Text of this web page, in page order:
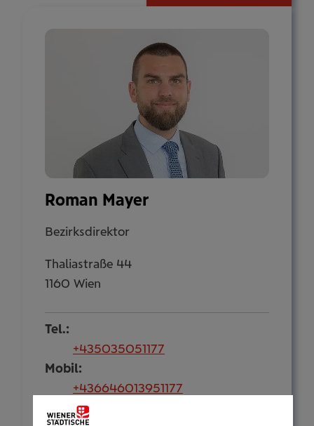
Roman Mayer
Bezirksdirektor
Thaliastraße 44
1160 Wien
Tel.:
+435035051177
Mobil:
+436646013951177
E-Mail: